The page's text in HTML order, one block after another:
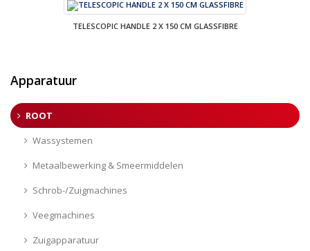
TELESCOPIC HANDLE 2 X 150 CM GLASSFIBRE
Apparatuur
ROOT
Wassystemen
Metaalbewerking & Smeermiddelen
Schrob-/Zuigmachines
Veegmachines
Zuigapparatuur